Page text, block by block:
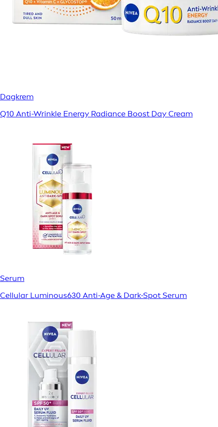
Dagkrem
Q10 Anti-Wrinkle Energy Radiance Boost Day Cream
Serum
Cellular Luminous630 Anti-Age & Dark-Spot Serum